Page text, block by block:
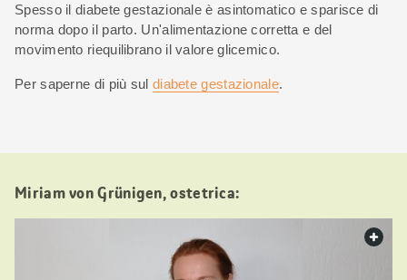
Spesso il diabete gestazionale è asintomatico e sparisce di
norma dopo il parto. Un'alimentazione corretta e del
movimento riequilibrano il valore glicemico.
Per saperne di più sul diabete gestazionale.
Miriam von Grünigen, ostetrica: